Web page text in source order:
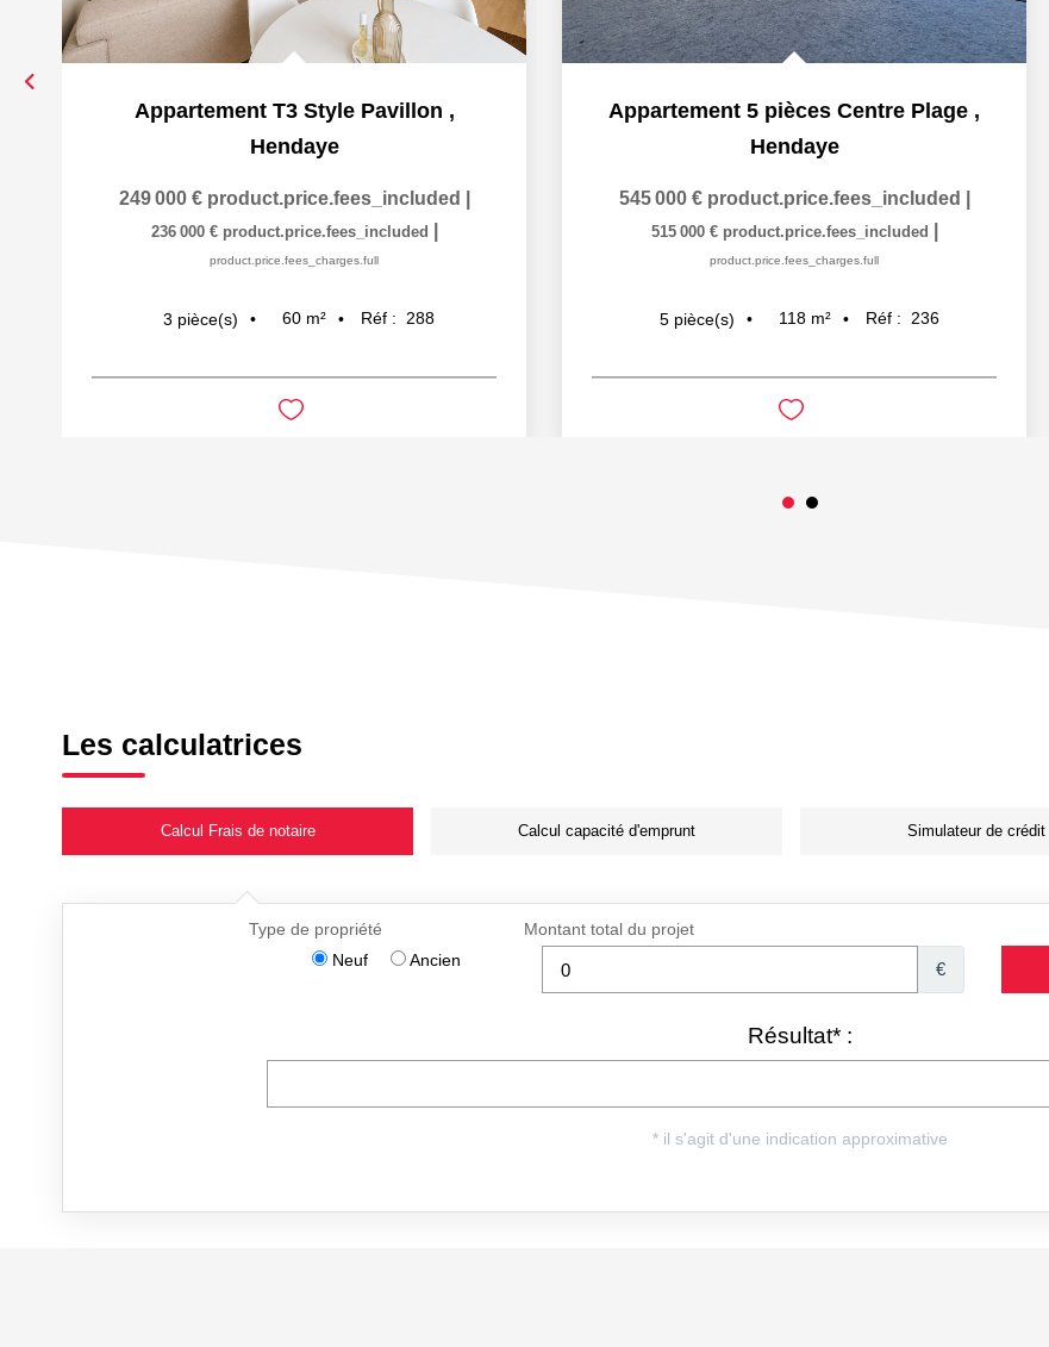
Appartement T3 Style Pavillon ,
Hendaye
249 000 € product.price.fees_included
236 000 € product.price.fees_included
product.price.fees_charges.full
3 pièce(s) 60 m² Réf : 288
Appartement 5 pièces Centre Plage ,
Hendaye
545 000 € product.price.fees_included
515 000 € product.price.fees_included
product.price.fees_charges.full
5 pièce(s) 118 m² Réf : 236
Les calculatrices
Calcul Frais de notaire Calcul capacité d'emprunt Simulateur de crédit